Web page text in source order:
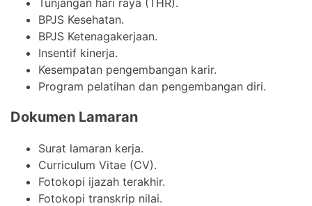
BPJS Kesehatan.
BPJS Ketenagakerjaan.
Insentif kinerja.
Kesempatan pengembangan karir.
Program pelatihan dan pengembangan diri.
Dokumen Lamaran
Surat lamaran kerja.
Curriculum Vitae (CV).
Fotokopi ijazah terakhir.
Fotokopi transkrip nilai.